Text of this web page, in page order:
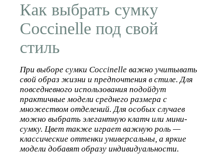
Как выбрать сумку
Coccinelle под свой
стиль
При выборе сумки Coccinelle важно учитывать
свой образ жизни и предпочтения в стиле. Для
повседневного использования подойдут
практичные модели среднего размера с
множеством отделений. Для особых случаев
можно выбрать элегантную клатч или мини-
сумку. Цвет также играет важную роль —
классические оттенки универсальны, а яркие
модели добавят образу индивидуальности.